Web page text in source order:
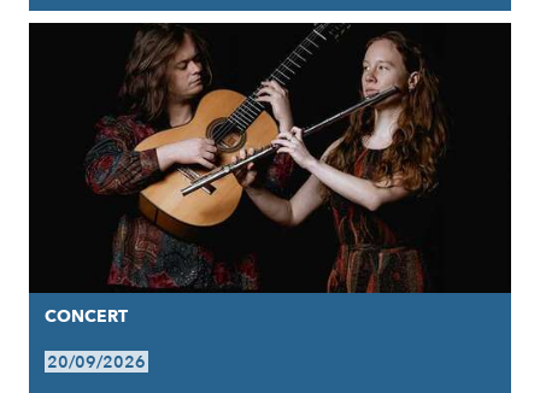
CONCERT
20/09/2026